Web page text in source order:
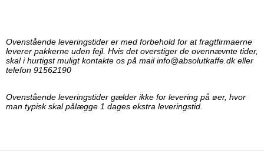
Ovenstående leveringstider er med forbehold for at fragtfirmaerne
leverer pakkerne uden fejl. Hvis det overstiger de ovennævnte tider,
skal i hurtigst muligt kontakte os på mail info@absolutkaffe.dk eller
telefon 91562190
Ovenstående leveringstider gælder ikke for levering på øer, hvor
man typisk skal pålægge 1 dages ekstra leveringstid.